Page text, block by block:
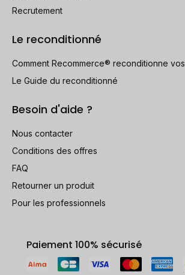
Recrutement
Le reconditionné
Comment Recommerce® reconditionne
Le Guide du reconditionné
Besoin d'aide ?
Nous contacter
Conditions des offres
FAQ
Retourner un produit
Pour les professionnels
Paiement 100% sécurisé